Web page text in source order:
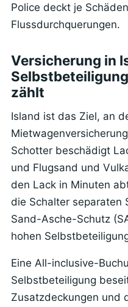
Police deckt je
Flussdurchquerungen.
Versicherung in
zählt
Island ist das Ziel, an
Schotter beschädigt
und Flugsand und
den Lack in Minuten
die Schalter separaten
Sand-Asche-Schutz
hohen
Eine All-inclusive-
Selbstbeteiligung
Zusatzdeckungen und